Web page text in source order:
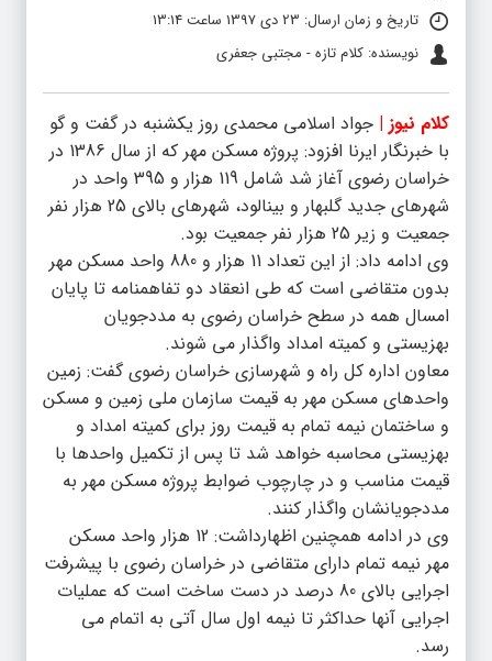
تاریخ و زمان ارسال: 23 دی 1397 ساعت 13:14
نویسنده: کلام تازه - مجتبی جعفری
کلام نیوز | جواد اسلامی محمدی روز یکشنبه در گفت و گو
با خبرنگار ایرنا افزود: پروژه مسکن مهر که از سال 1386 در
خراسان رضوی آغاز شد شامل 119 هزار و 395 واحد در
شهرهای جدید گلبهار و بینالود، شهرهای بالای 25 هزار نفر
جمعیت و زیر 25 هزار نفر جمعیت بود.
وی ادامه داد: از این تعداد 11 هزار و 880 واحد مسکن مهر
بدون متقاضی است که طی انعقاد دو تفاهمنامه تا پایان
امسال همه در سطح خراسان رضوی به مددجویان
بهزیستی و کمیته امداد واگذار می شوند.
معاون اداره کل راه و شهرسازی خراسان رضوی گفت: زمین
واحدهای مسکن مهر به قیمت سازمان ملی زمین و مسکن
و ساختمان نیمه تمام به قیمت روز برای کمیته امداد و
بهزیستی محاسبه خواهد شد تا پس از تکمیل واحدها با
قیمت مناسب و در چارچوب ضوابط پروژه مسکن مهر به
مددجویانشان واگذار کنند.
وی در ادامه همچنین اظهارداشت: 12 هزار واحد مسکن
مهر نیمه تمام دارای متقاضی در خراسان رضوی با پیشرفت
اجرایی بالای 80 درصد در دست ساخت است که عملیات
اجرایی آنها حداکثر تا نیمه اول سال آتی به اتمام می
رسد.